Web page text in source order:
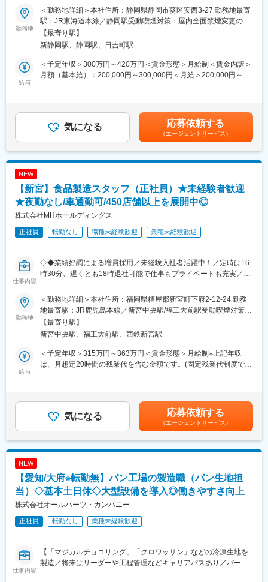
※ご応募いただいた方のスキルやご評価によって決定いたします。
変更の範囲：会社の定める業務
・魚のさばきや味付けなどの調理作業
■加工の流れ：
・魚をブロックに解体する
・惣菜業を始めて40年変わらないタレにて味付け
※魚の味で勝負する惣菜づくりにこだわっています！
に分かれており、それぞれの課で適性に合わせたリーダーを配置
しています。各課のリーダーは30代から40代後半と幅広い年齢層
で構成され、チームワークを重視しながら業務を行っています！
■キャリアパス：
と）を兼務にてお任せします。希望することで様々な道を歩んで
いくことができます。
■企業の特徴／魅力：
立地を活かし、新鮮な魚を厳選して仕入れ、こだわりの調理方法
で惣菜を提供しています。直営店10店舗を展開し、1日15,000食
変更の範囲：会社の定める業務
■業務内容
創業145年以上の製茶問屋にて、日本茶の品質を支える製茶仕上
加工を担当します。単なる工場作業ではなく、お茶の味や香りを
整え、商品価値を高めていただきます。入社後は運搬やライン業
務から学び、段階的に選別・切断・火入れの技術を習得します。
将来的には職人技が求められる加工工程にも携わり、専門性を高
めていただくことを期待しています。
・茶葉の状態を確認し、品質ごとの選別業務を担当
・茶葉を適切なサイズへ整え、製品品質を均一化
・温度や茶葉の状態を見極め、お茶の香味を引き出す火入れ工程
製茶工場は2拠点あり、拠点ごとに中心メンバーが1、2名在籍し
アルバイト数名と連携する体制です。少人数のため役割の幅が広
く、加工工程全体を学べます。異業種・未経験から入社した社員
問もしやすい職場です。
（1）入社直後は茶葉の運搬や機械への投入を担当し、工場全体の
流れや茶葉の特徴を習得します。
術を身につけます。
（3）1～2年後には火入れ工程に挑戦し、温度や湿度を調整しな
がらお茶の味と香りを引き出す技術を習得します。
繁忙期を除き土日祝休みで安定した働き方が可能です。残業は月0
～10時間程度、繁忙期の4月～5月でも15時間前後です。転勤もな
創業145年以上の歴史を持つ老舗製茶問屋です。静岡茶を中心に
全国の茶葉を取り扱い、卸売から小売まで展開しています。製茶
技術と品質管理を強みに、時代に合わせた商品開発にも挑戦して
開にも取り組む点が同社ならではの特徴です。
変更の範囲：会社の定める業務
勤務地
＜勤務地詳細＞本社住所：静岡県静岡市葵区安西3-27 勤務地最寄
駅：JR東海道本線／静岡駅受動喫煙対策：屋内全面禁煙変更の範
囲：会社の定める事業所
【最寄り駅】
新静岡駅、静岡駅、日吉町駅
給与
＜予定年収＞300万円～420万円＜賃金形態＞月給制＜賃金内訳＞
月額（基本給）：200,000円～300,000円＜月給＞200,000円～
計20万円～ 賃金はあくまでも目安の金額であり、選考を通じて
上下する可能性があります。月給(月額)は固定手当を含めた表記で
す。
気になる 応募依頼する
（エージェントサービス）
NEW
【新宮】食品製造スタッフ（正社員）★未経験者歓迎
★夜勤なし/車通勤可/450店舗以上を展開中◎
株式会社MHホールディングス
正社員 転勤なし 職種未経験歓迎 業種未経験歓迎
仕事内容
◇◆業績好調による増員採用／未経験入社者活躍中！／定時は16
時30分、遅くとも18時退社可能で仕事もプライベートも充実／夜
■業務内容
店舗で販売する惣菜の製造を中心に行います。食品の生産業務、
製造調整、食品発注、パート社員の管理含むライン管理を担当い
ただきます。製造業務は主に、冷凍トンカツや冷凍メンチカツな
ど揚げ物を中心に製造するラインと、和惣菜を生産するラインが
あり、どちらも担当いただきます。
■入社後のステップ
＜未経験入社実績あり・人柄重視の採用です＞
接客業など異業界からの未経験入社実績もあり、入社後は研修と
わることができるため、ご自身の考えを反映させるチャンスの多
い環境です。
■オススメポイント
パートさんや社員そして自分の家族を大事にしながら就業継続す
ることをモットーに社内制度を整えています。残業時間の徹底管
勤務地
＜勤務地詳細＞本社住所：福岡県糟屋郡新宮町下府2-12-24 勤務
地最寄駅：JR鹿児島本線／新宮中央駅/福工大前駅受動喫煙対策：
屋内全面禁煙変更の範囲：会社の定める事業所
【最寄り駅】
新宮中央駅、福工大前駅、西鉄新宮駅
給与
＜予定年収＞315万円～363万円＜賃金形態＞月給制※上記年収
は、月想定20時間の残業代を含む金額です。(固定残業代制度では
【課長】608～640万円【次長】696～736万円【部長】825～874
万円賃金はあくまでも目安の金額であり、選考を通じて上下する
可能性があります。月給(月額)は固定手当を含めた表記です。
気になる 応募依頼する
（エージェントサービス）
NEW
【愛知/大府※転勤無】パン工場の製造職（パン生地担
当）◇基本土日休◇大型設備を導入◎働きやすさ向上
株式会社オールハーツ・カンパニー
正社員 転勤なし 業種未経験歓迎
仕事内容
【「マジカルチョコリング」「クロワッサン」などの冷凍生地を
製造／将来はリーダーや工程管理などキャリアパスあり／バース